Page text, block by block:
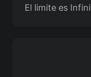
El limite es